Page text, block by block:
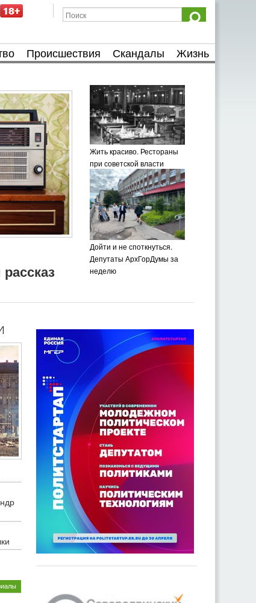
Происшествия Скандалы Жизнь
Жить красиво. Рестораны
при советской власти
Дойти и не споткнуться.
Депутаты АрхГорДумы за
неделю